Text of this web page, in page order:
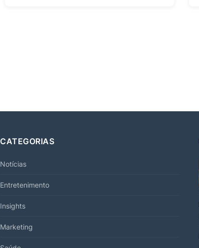
CATEGORIAS
Notícias
Entretenimento
Insights
Marketing